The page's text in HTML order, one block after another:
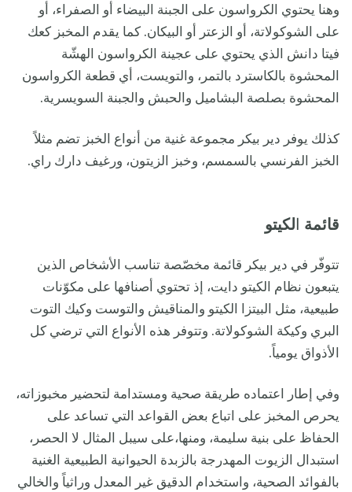
وهنا يحتوي الكرواسون على الجبنة البيضاء أو الصفراء، أو
على الشوكولاتة، أو الزعتر أو البيكان. كما يقدم المخبز كعك
فيتا دانش الذي يحتوي على عجينة الكرواسون الهشّة
المحشوة بالكاسترد بالتمر، والتويست، أي قطعة الكرواسون
المحشوة بصلصة البشاميل والحبش والجبنة السويسرية.
كذلك يوفر دير بيكر مجموعة غنية من أنواع الخبز تضم مثلاً
الخبز الفرنسي بالسمسم، وخبز الزيتون، ورغيف دارك راي.
قائمة لكيتو
تتوفّر في دير بيكر قائمة مخصّصة تناسب الأشخاص الذين
يتبعون نظام الكيتو دايت، إذ تحتوي أصنافها على مكوّنات
طبيعية، مثل البيتزا الكيتو والمناقيش والتوست وكيك التوت
البري وكيكة الشوكولاتة. وتتوفر هذه الأنواع التي ترضي كل
الأذواق يومياً.
وفي إطار اعتماده طريقة صحية ومستدامة لتحضير مخبوزاته،
يحرص المخبز على اتباع بعض القواعد التي تساعد على
الحفاظ على بنية سليمة، ومنها،على سيبل المثال لا الحصر،
استبدال الزيوت المهدرجة بالزبدة الحيوانية الطبيعية الغنية
بالفوائد الصحية، واستخدام الدقيق غير المعدل وراثياً والخالي